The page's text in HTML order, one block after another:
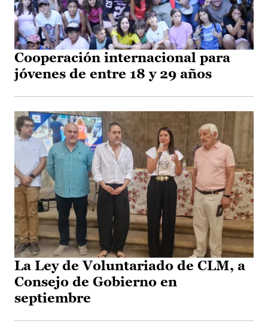
Cooperación internacional para
jóvenes de entre 18 y 29 años
La Ley de Voluntariado de CLM, a
Consejo de Gobierno en
septiembre